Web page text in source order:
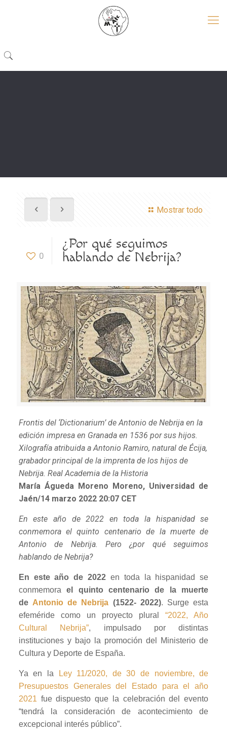
Mostrar todo
0
¿Por qué seguimos
hablando de Nebrija?
Frontis del ‘Dictionarium’ de Antonio de Nebrija en la
edición impresa en Granada en 1536 por sus hijos.
Xilografía atribuida a Antonio Ramiro, natural de Écija,
grabador principal de la imprenta de los hijos de
Nebrija. Real Academia de la Historia
María Águeda Moreno Moreno, Universidad de
Jaén/14 marzo 2022 20:07 CET
En este año de 2022 en toda la hispanidad se
conmemora el quinto centenario de la muerte de
Antonio de Nebrija. Pero ¿por qué seguimos
hablando de Nebrija?
En este año de 2022 en toda la hispanidad se
conmemorael quinto centenario de la muerte
de Antonio de Nebrija (1522- 2022). Surge esta
efeméride como un proyecto plural“2022, Año
Cultural Nebrija”, impulsado por distintas
instituciones y bajo la promoción del Ministerio de
Cultura y Deporte de España.
Ya en la
Ley 11/2020, de 30 de noviembre, de
Presupuestos Generales del Estado para el año
2021 fue dispuesto que la celebración del evento
“tendrá la consideración de acontecimiento de
excepcional interés público”.